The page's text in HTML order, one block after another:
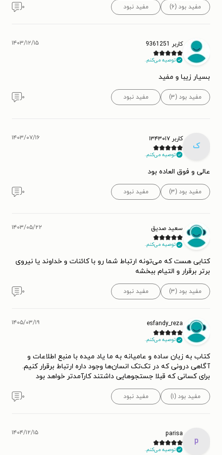
مفید بود (۶) مفید نبود ۰
کاربر 9361251
توصیه می‌کنم.
۱۴۰۳/۱۲/۱۵
بسیار زیبا و مفید
مفید بود (۳) مفید نبود ۰
ک
کاربر ۱۳۴۳۰۱۷
توصیه می‌کنم.
۱۴۰۳/۰۷/۱۶
عالی و فوق العاده بود
مفید بود (۳) مفید نبود ۰
سعید صدیق
توصیه می‌کنم.
۱۴۰۳/۰۵/۲۲
کتابی هست که می‌تونه ارتباط شما رو با کائنات و خداوند یا نیروی
برتر برقرار و التیام ببخشه
مفید بود (۳) مفید نبود ۰
esfandy_reza
توصیه می‌کنم.
۱۴۰۵/۰۳/۱۹
کتاب به زبان ساده و عامیانه به ما یاد میده با منبع اطلاعات و
آگاهی درونی که در تک‌تک انسان‌ها وجود داره ارتباط برقرار کنیم.
برای کسانی که قبلا جستجوهایی داشتند کارآمدتر خواهد بود
مفید بود (۱) مفید نبود ۰
p
parisa
توصیه می‌کنم.
۱۴۰۴/۱۲/۱۵